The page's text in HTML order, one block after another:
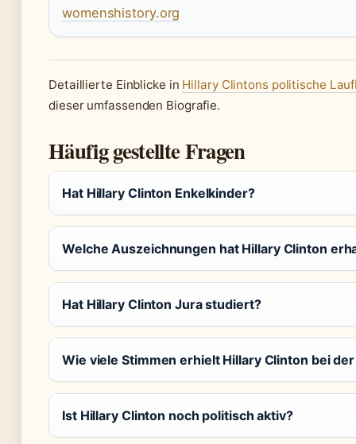
womenshistory.org
Detaillierte Einblicke in Hillary Clintons politische
dieser umfassenden Biografie.
Häufig gestellte Fragen
Hat Hillary Clinton Enkelkinder?
Welche Auszeichnungen hat Hillary Clinton
Hat Hillary Clinton Jura studiert?
Wie viele Stimmen erhielt Hillary Clinton bei
Ist Hillary Clinton noch politisch aktiv?